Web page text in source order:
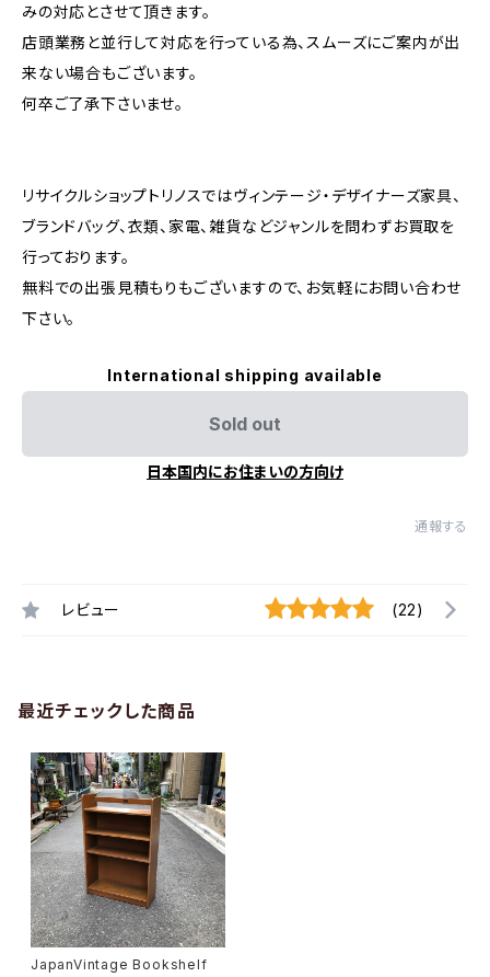
みの対応とさせて頂きます。
店頭業務と並行して対応を行っている為、スムーズにご案内が出
来ない場合もございます。
何卒ご了承下さいませ。
リサイクルショップトリノスではヴィンテージ・デザイナーズ家具、
ブランドバッグ、衣類、家電、雑貨などジャンルを問わずお買取を
行っております。
無料での出張見積もりもございますので、お気軽にお問い合わせ
下さい。
International shipping available
Sold out
日本国内にお住まいの方向け
通報する
レビュー (22)
最近チェックした商品
JapanVintage Bookshelf